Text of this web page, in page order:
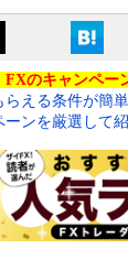
FXのキャンペー
える条件が簡
ンを厳選して紹